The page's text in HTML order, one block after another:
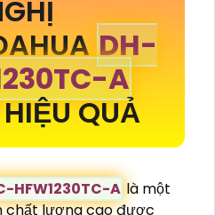
DH-
A
QUẢ
HFW1230TC-A là một
chất lượng cao được